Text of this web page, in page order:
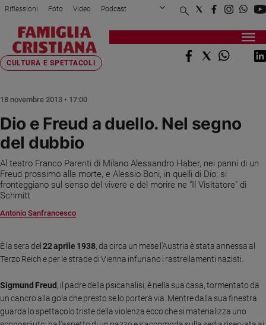
Attualità
Italia
Economia
Legalità
e
giustizia
Sport
Interviste
Papa
Chiesa
Fede
e
Riflessioni Foto Video Podcast
Privacy Policy Chi siamo
Registrati Redazione
Home page>Cultura e spettacoli Dio e Freud a duello. Ne...
CULTURA E SPETTACOLI
Dio e Freud a duello. Nel segno
del dubbio
Al teatro Franco Parenti di Milano Alessandro Haber, nei panni di un
Freud prossimo alla morte, e Alessio Boni, in quelli di Dio, si
fronteggiano sul senso del vivere e del morire ne "Il Visitatore" di
Schmitt
Antonio Sanfrancesco
18 novembre 2013 • 17:00
È la sera del 22 aprile 1938, da circa un mese l’Austria è stata annessa al
Terzo Reich e per le strade di Vienna infuriano i rastrellamenti nazisti.
Sigmund Freud , il padre della psicanalisi, è nella sua casa, tormentato da
un cancro alla gola che presto se lo porterà via. Mentre dalla sua finestra
guarda lo spettacolo triste della violenza ecco che si materializza uno